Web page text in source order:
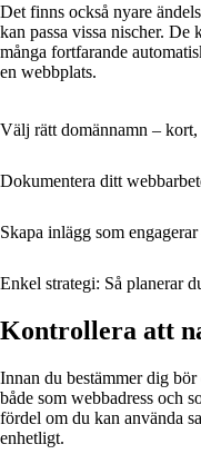
Det finns också nyare
kan passa vissa nischer.
många fortfarande
en webbplats.
Välj rätt domännamn –
Dokumentera ditt
Skapa inlägg som
Enkel strategi: Så planerar
Kontrollera att
Innan du bestämmer dig
både som webbadress och
fördel om du kan använda
enhetligt.